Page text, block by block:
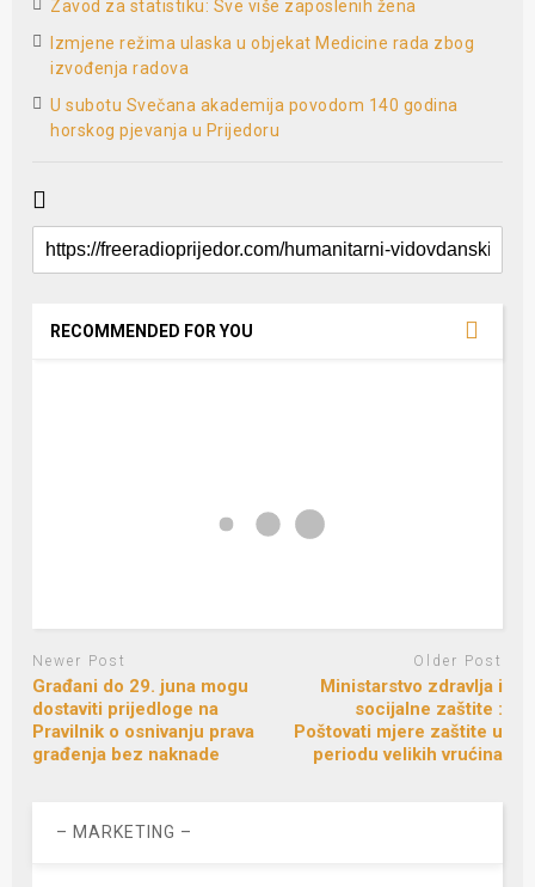
Zavod za statistiku: Sve više zaposlenih žena
Izmjene režima ulaska u objekat Medicine rada zbog
izvođenja radova
U subotu Svečana akademija povodom 140 godina
horskog pjevanja u Prijedoru
RECOMMENDED FOR YOU
Newer Post
Građani do 29. juna mogu
dostaviti prijedloge na
Pravilnik o osnivanju prava
građenja bez naknade
Older Post
Ministarstvo zdravlja i
socijalne zaštite :
Poštovati mjere zaštite u
periodu velikih vrućina
– MARKETING –